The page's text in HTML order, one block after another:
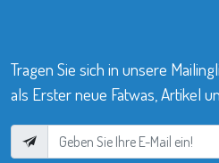
Tragen Sie sich in unsere
als Erster neue Fatwas, Artikel